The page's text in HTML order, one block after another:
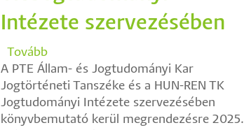
Intézete szervezésében
Tovább
a
PTE
ÁJK
Jogtörténeti
A PTE Állam- és Jogtudományi Kar
Jogtörténeti Tanszéke és a HUN-REN TK
Jogtudományi Intézete szervezésében
könyvbemutató kerül megrendezésre 2025.